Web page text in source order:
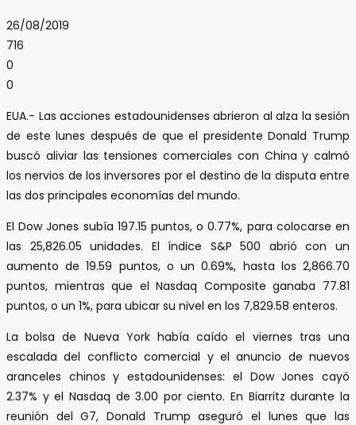
26/08/2019
716
0
0
EUA.- Las acciones estadounidenses abrieron al alza la sesión
de este lunes después de que el presidente Donald Trump
buscó aliviar las tensiones comerciales con China y calmó
los nervios de los inversores por el destino de la disputa entre
las dos principales economías del mundo.
El Dow Jones subía 197.15 puntos, o 0.77%, para colocarse en
las 25,826.05 unidades. El índice S&P 500 abrió con un
aumento de 19.59 puntos, o un 0.69%, hasta los 2,866.70
puntos, mientras que el Nasdaq Composite ganaba 77.81
puntos, o un 1%, para ubicar su nivel en los 7,829.58 enteros.
La bolsa de Nueva York había caído el viernes tras una
escalada del conflicto comercial y el anuncio de nuevos
aranceles chinos y estadounidenses: el Dow Jones cayó
2.37% y el Nasdaq de 3.00 por ciento. En Biarritz durante la
reunión del G7, Donald Trump aseguró el lunes que las